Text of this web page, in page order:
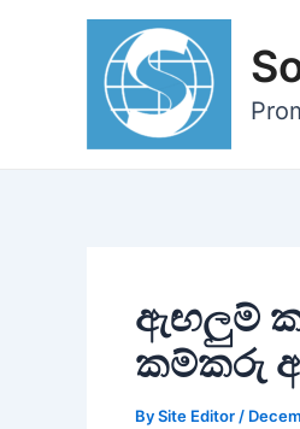
ඇඟලුම්
කම්කරු
BySite Editor /